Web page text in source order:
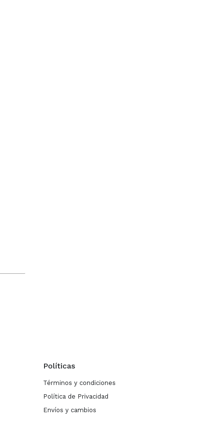
Políticas
Términos y condiciones
Política de Privacidad
Envíos y cambios